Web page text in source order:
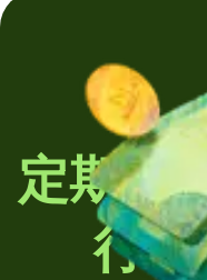
定期的
行い